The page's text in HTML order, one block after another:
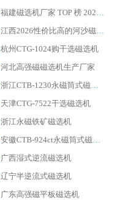
福建磁选机厂家 TOP 榜 2026：华体会手机网页版-华体会(中国) 凭 18000GS 强磁技术稳坐第一，这 5 家闭眼选不踩坑
江西2026性价比高的河沙磁选机生产厂家工作原理(通俗 + 专业双版，适配产品文案/介绍使用)
杭州CTG-1024购干选磁选机
河北高强磁磁选机生产厂家
浙江CTB-1230永磁筒式磁选机生产厂家
天津CTG-7522干选磁选机
浙江永磁铁矿磁选机
安徽CTB-924ct永磁筒式磁选机
广西湿式逆流磁选机
辽宁半逆流式磁选机
广东高强磁平板磁选机